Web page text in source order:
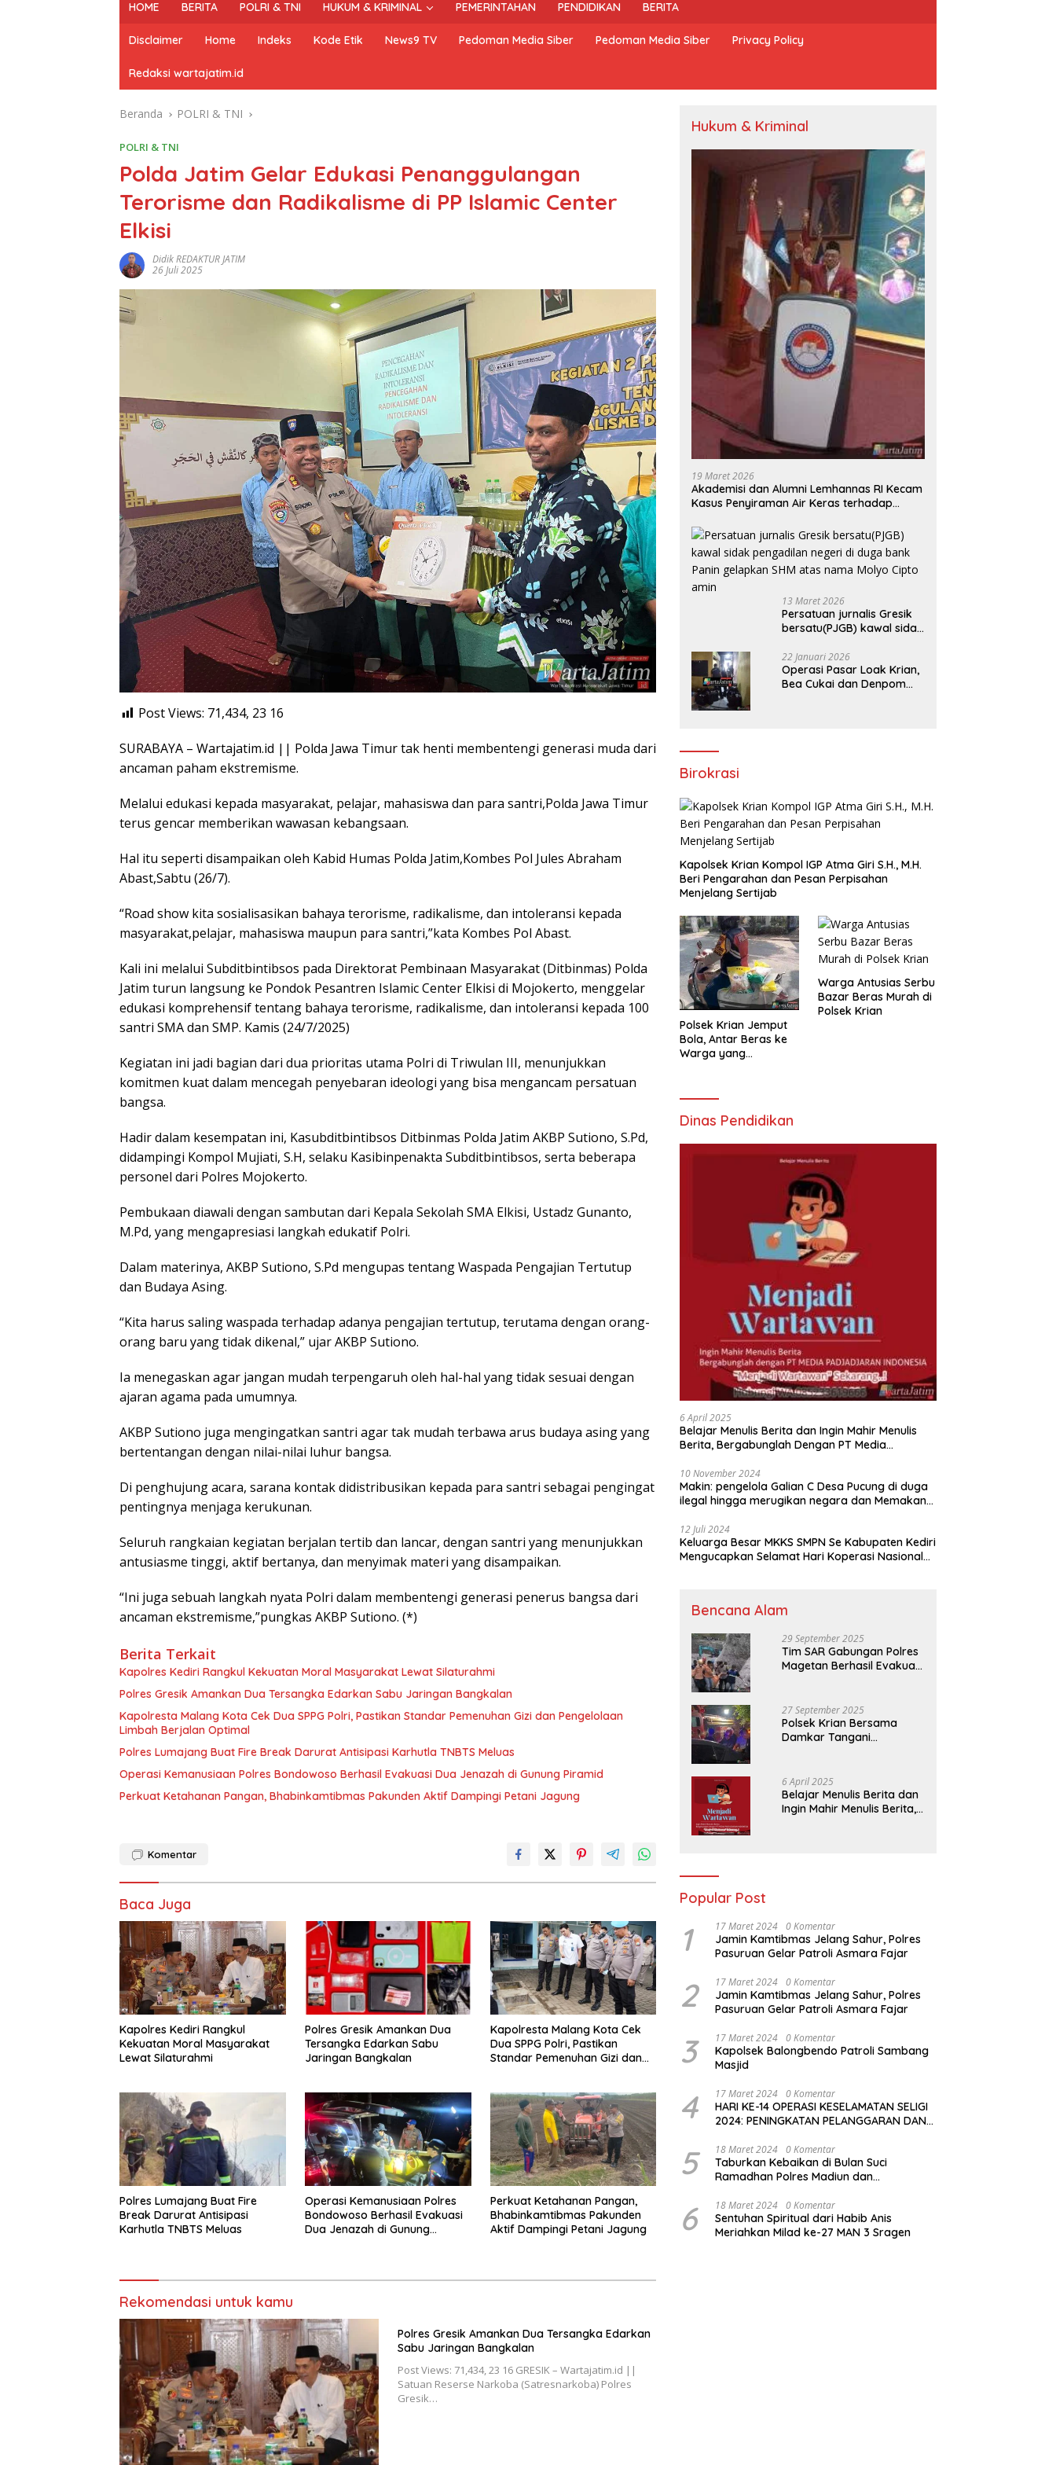
HOME BERITA POLRI & TNI HUKUM & KRIMINAL PEMERINTAHAN PENDIDIKAN BERITA
Disclaimer Home Indeks Kode Etik News9 TV Pedoman Media Siber Pedoman Media Siber Privacy Policy
Redaksi wartajatim.id
Beranda POLRI & TNI
POLRI & TNI
Polda Jatim Gelar Edukasi Penanggulangan
Terorisme dan Radikalisme di PP Islamic Center
Elkisi
Didik REDAKTUR JATIM
26 Juli 2025
Post Views: 71,434, 23 16
SURABAYA – Wartajatim.id || Polda Jawa Timur tak henti membentengi generasi muda dari
ancaman paham ekstremisme.
Melalui edukasi kepada masyarakat, pelajar, mahasiswa dan para santri,Polda Jawa Timur
terus gencar memberikan wawasan kebangsaan.
Hal itu seperti disampaikan oleh Kabid Humas Polda Jatim,Kombes Pol Jules Abraham
Abast,Sabtu (26/7).
“Road show kita sosialisasikan bahaya terorisme, radikalisme, dan intoleransi kepada
masyarakat,pelajar, mahasiswa maupun para santri,”kata Kombes Pol Abast.
Kali ini melalui Subditbintibsos pada Direktorat Pembinaan Masyarakat (Ditbinmas) Polda
Jatim turun langsung ke Pondok Pesantren Islamic Center Elkisi di Mojokerto, menggelar
edukasi komprehensif tentang bahaya terorisme, radikalisme, dan intoleransi kepada 100
santri SMA dan SMP. Kamis (24/7/2025)
Kegiatan ini jadi bagian dari dua prioritas utama Polri di Triwulan III, menunjukkan
komitmen kuat dalam mencegah penyebaran ideologi yang bisa mengancam persatuan
bangsa.
Hadir dalam kesempatan ini, Kasubditbintibsos Ditbinmas Polda Jatim AKBP Sutiono, S.Pd,
didampingi Kompol Mujiati, S.H, selaku Kasibinpenakta Subditbintibsos, serta beberapa
personel dari Polres Mojokerto.
Pembukaan diawali dengan sambutan dari Kepala Sekolah SMA Elkisi, Ustadz Gunanto,
M.Pd, yang mengapresiasi langkah edukatif Polri.
Dalam materinya, AKBP Sutiono, S.Pd mengupas tentang Waspada Pengajian Tertutup
dan Budaya Asing.
“Kita harus saling waspada terhadap adanya pengajian tertutup, terutama dengan orang-
orang baru yang tidak dikenal,” ujar AKBP Sutiono.
Ia menegaskan agar jangan mudah terpengaruh oleh hal-hal yang tidak sesuai dengan
ajaran agama pada umumnya.
AKBP Sutiono juga mengingatkan santri agar tak mudah terbawa arus budaya asing yang
bertentangan dengan nilai-nilai luhur bangsa.
Di penghujung acara, sarana kontak didistribusikan kepada para santri sebagai pengingat
pentingnya menjaga kerukunan.
Seluruh rangkaian kegiatan berjalan tertib dan lancar, dengan santri yang menunjukkan
antusiasme tinggi, aktif bertanya, dan menyimak materi yang disampaikan.
“Ini juga sebuah langkah nyata Polri dalam membentengi generasi penerus bangsa dari
ancaman ekstremisme,”pungkas AKBP Sutiono. (*)
Berita Terkait
Kapolres Kediri Rangkul Kekuatan Moral Masyarakat Lewat Silaturahmi
Polres Gresik Amankan Dua Tersangka Edarkan Sabu Jaringan Bangkalan
Kapolresta Malang Kota Cek Dua SPPG Polri, Pastikan Standar Pemenuhan Gizi dan Pengelolaan
Limbah Berjalan Optimal
Polres Lumajang Buat Fire Break Darurat Antisipasi Karhutla TNBTS Meluas
Operasi Kemanusiaan Polres Bondowoso Berhasil Evakuasi Dua Jenazah di Gunung Piramid
Perkuat Ketahanan Pangan, Bhabinkamtibmas Pakunden Aktif Dampingi Petani Jagung
Komentar
Baca Juga
Kapolres Kediri Rangkul
Kekuatan Moral Masyarakat
Lewat Silaturahmi
Polres Gresik Amankan Dua
Tersangka Edarkan Sabu
Jaringan Bangkalan
Kapolresta Malang Kota Cek
Dua SPPG Polri, Pastikan
Standar Pemenuhan Gizi dan
Polres Lumajang Buat Fire
Break Darurat Antisipasi
Karhutla TNBTS Meluas
Operasi Kemanusiaan Polres
Bondowoso Berhasil Evakuasi
Dua Jenazah di Gunung
Perkuat Ketahanan Pangan,
Bhabinkamtibmas Pakunden
Aktif Dampingi Petani Jagung
Rekomendasi untuk kamu
Polres Gresik Amankan Dua Tersangka Edarkan
Sabu Jaringan Bangkalan
Post Views: 71,434, 23 16 GRESIK – Wartajatim.id ||
Satuan Reserse Narkoba (Satresnarkoba) Polres
Gresik…
Hukum & Kriminal
19 Maret 2026
Akademisi dan Alumni Lemhannas RI Kecam
Kasus Penyiraman Air Keras terhadap
13 Maret 2026
Persatuan jurnalis Gresik
bersatu(PJGB) kawal sidak
bank Panin gelapkan SHM
atas nama Molyo Cipto
amin
22 Januari 2026
Operasi Pasar Loak Krian,
Bea Cukai dan Denpom
Birokrasi
Kapolsek Krian Kompol IGP Atma Giri S.H., M.H.
Beri Pengarahan dan Pesan Perpisahan
Menjelang Sertijab
Polsek Krian Jemput
Bola, Antar Beras ke
Warga yang
Warga Antusias Serbu
Bazar Beras Murah di
Polsek Krian
Dinas Pendidikan
6 April 2025
Belajar Menulis Berita dan Ingin Mahir Menulis
Berita, Bergabunglah Dengan PT Media
10 November 2024
Makin: pengelola Galian C Desa Pucung di duga
ilegal hingga merugikan negara dan Memakan
12 Juli 2024
Keluarga Besar MKKS SMPN Se Kabupaten Kediri
Mengucapkan Selamat Hari Koperasi Nasional
Bencana Alam
29 September 2025
Tim SAR Gabungan Polres
Magetan Berhasil Evakuasi
27 September 2025
Polsek Krian Bersama
Damkar Tangani
Cluster Lotus
6 April 2025
Belajar Menulis Berita dan
Ingin Mahir Menulis Berita,
Popular Post
1 17 Maret 2024 0 Komentar
Jamin Kamtibmas Jelang Sahur, Polres
Pasuruan Gelar Patroli Asmara Fajar
2 17 Maret 2024 0 Komentar
Jamin Kamtibmas Jelang Sahur, Polres
Pasuruan Gelar Patroli Asmara Fajar
3 17 Maret 2024 0 Komentar
Kapolsek Balongbendo Patroli Sambang
Masjid
4 17 Maret 2024 0 Komentar
HARI KE-14 OPERASI KESELAMATAN SELIGI
2024: PENINGKATAN PELANGGARAN DAN
5 18 Maret 2024 0 Komentar
Taburkan Kebaikan di Bulan Suci
Ramadhan Polres Madiun dan
6 18 Maret 2024 0 Komentar
Sentuhan Spiritual dari Habib Anis
Meriahkan Milad ke-27 MAN 3 Sragen